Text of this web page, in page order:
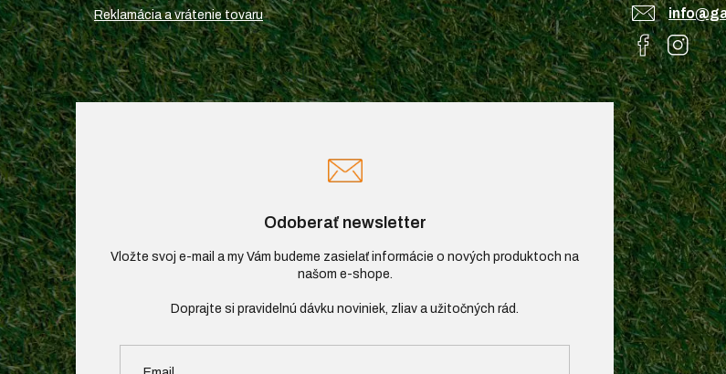
Reklamácia a vrátenie tovaru
Odoberať newsletter
Vložte svoj e-mail a my Vám budeme zasielať informácie o nových produktoch na
našom e-shope.